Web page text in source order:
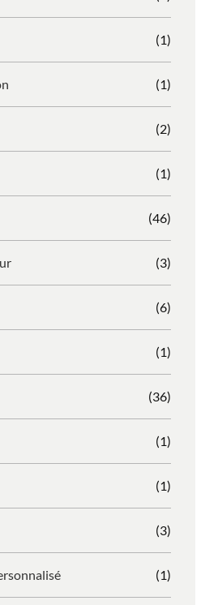
(1)
(1)
(2)
(1)
(46)
(3)
(6)
(1)
(36)
(1)
(1)
(3)
(1)